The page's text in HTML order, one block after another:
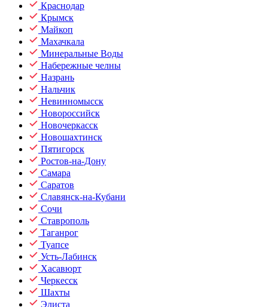
Краснодар
Крымск
Майкоп
Махачкала
Минеральные Воды
Набережные челны
Назрань
Нальчик
Невинномысск
Новороссийск
Новочеркасск
Новошахтинск
Пятигорск
Ростов-на-Дону
Самара
Саратов
Славянск-на-Кубани
Сочи
Ставрополь
Таганрог
Туапсе
Усть-Лабинск
Хасавюрт
Черкесск
Шахты
Элиста